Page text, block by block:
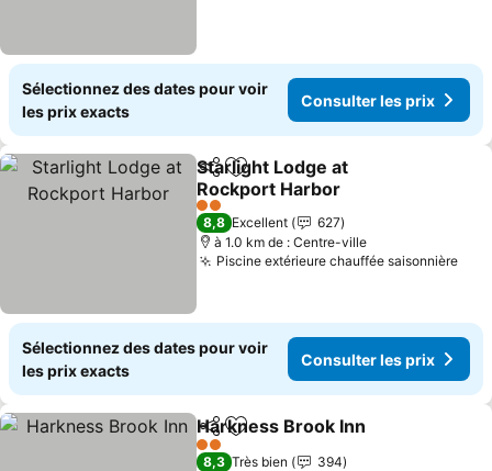
Sélectionnez des dates pour voir
les prix exacts
Consulter les prix
PartagerAjouter à mes favoris
Starlight Lodge at
Rockport Harbor
Consulter les prix
2 Étoiles
8,8 Excellent
627
à 1.0 km de : Centre-ville
Piscine extérieure chauffée saisonnière
Sélectionnez des dates pour voir
les prix exacts
Consulter les prix
PartagerAjouter à mes favoris
Harkness Brook Inn
2 Étoiles
8,3 Très bien
394